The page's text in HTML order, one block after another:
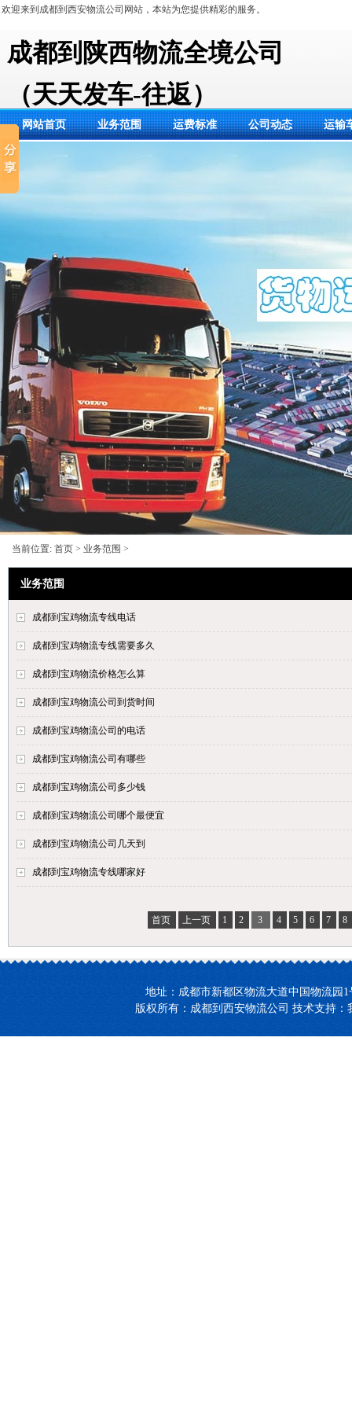
成都到陕西物流全境公司
（天天发车-往返）
网站首页 业务范围 运费标准 公司动态 运输
欢迎来到成都到西安物流公司网站，本站为您提供精彩的服务。
当前位置: 首页 > 业务范围 >
业务范围
成都到宝鸡物流专线电话
成都到宝鸡物流专线需要多久
成都到宝鸡物流价格怎么算
成都到宝鸡物流公司到货时间
成都到宝鸡物流公司的电话
成都到宝鸡物流公司有哪些
成都到宝鸡物流公司多少钱
成都到宝鸡物流公司哪个最便宜
成都到宝鸡物流公司几天到
成都到宝鸡物流专线哪家好
首页 上一页 1 2 3 4 5 6 7 8
地址：成都市新都区物流大道中国物流园
版权所有：成都到西安物流公司 技术支持：